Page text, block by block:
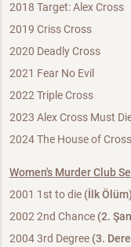
2018 Target: Alex Cross
2019 Criss Cross
2020 Deadly Cross
2021 Fear No Evil
2022 Triple Cross
2023 Alex Cross Must
2024 The House of Cross
Women's Murder Club
2001 1st to die (İlk Ölüm)
2002 2nd Chance (2.
2004 3rd Degree (3.